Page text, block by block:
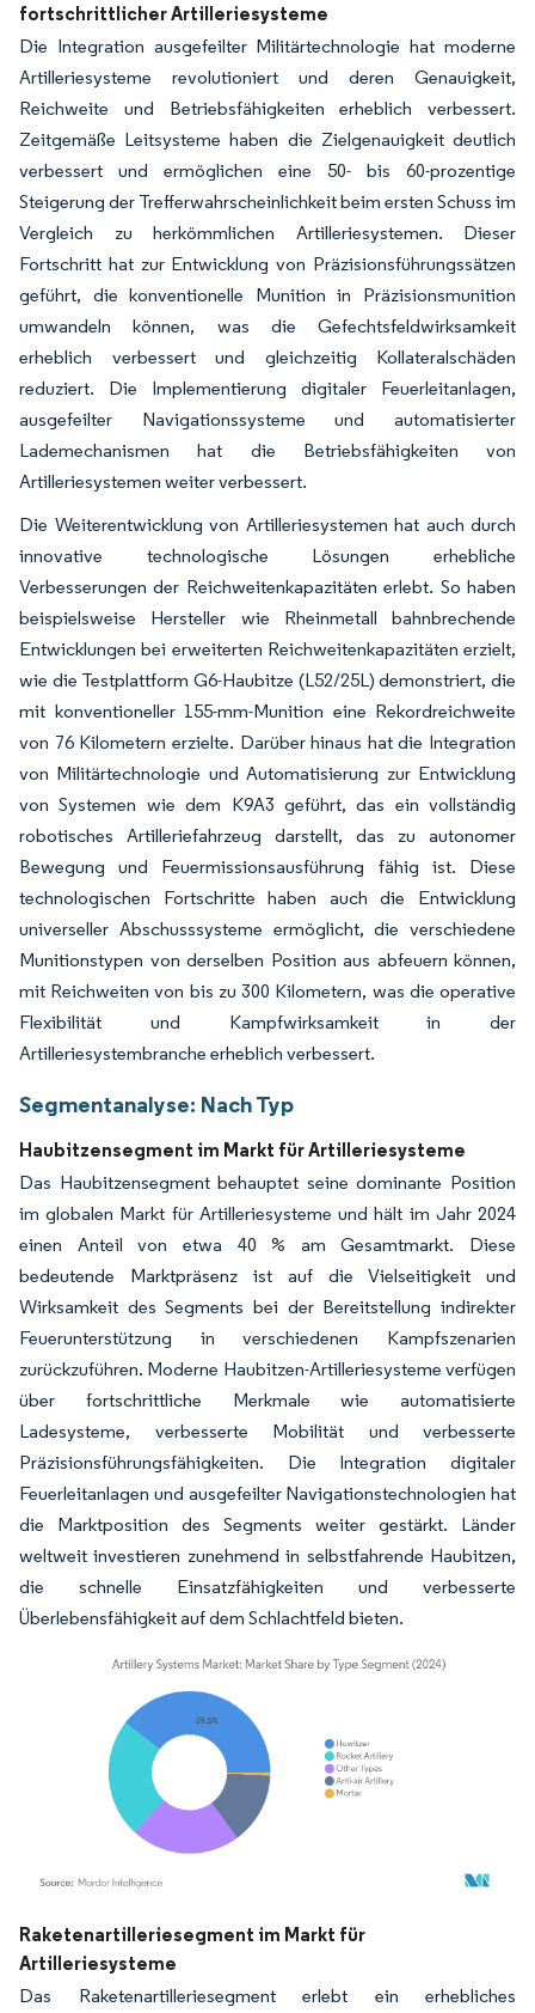
fortschrittlicher Artilleriesysteme
Die Integration ausgefeilter Militärtechnologie hat moderne
Artilleriesysteme revolutioniert und deren Genauigkeit,
Reichweite und Betriebsfähigkeiten erheblich verbessert.
Zeitgemäße Leitsysteme haben die Zielgenauigkeit deutlich
verbessert und ermöglichen eine 50- bis 60-prozentige
Steigerung der Trefferwahrscheinlichkeit beim ersten Schuss im
Vergleich zu herkömmlichen Artilleriesystemen. Dieser
Fortschritt hat zur Entwicklung von Präzisionsführungssätzen
geführt, die konventionelle Munition in Präzisionsmunition
umwandeln können, was die Gefechtsfeldwirksamkeit
erheblich verbessert und gleichzeitig Kollateralschäden
reduziert. Die Implementierung digitaler Feuerleitanlagen,
ausgefeilter Navigationssysteme und automatisierter
Lademechanismen hat die Betriebsfähigkeiten von
Artilleriesystemen weiter verbessert.
Die Weiterentwicklung von Artilleriesystemen hat auch durch
innovative technologische Lösungen erhebliche
Verbesserungen der Reichweitenkapazitäten erlebt. So haben
beispielsweise Hersteller wie Rheinmetall bahnbrechende
Entwicklungen bei erweiterten Reichweitenkapazitäten erzielt,
wie die Testplattform G6-Haubitze (L52/25L) demonstriert, die
mit konventioneller 155-mm-Munition eine Rekordreichweite
von 76 Kilometern erzielte. Darüber hinaus hat die Integration
von Militärtechnologie und Automatisierung zur Entwicklung
von Systemen wie dem K9A3 geführt, das ein vollständig
robotisches Artilleriefahrzeug darstellt, das zu autonomer
Bewegung und Feuermissionsausführung fähig ist. Diese
technologischen Fortschritte haben auch die Entwicklung
universeller Abschusssysteme ermöglicht, die verschiedene
Munitionstypen von derselben Position aus abfeuern können,
mit Reichweiten von bis zu 300 Kilometern, was die operative
Flexibilität und Kampfwirksamkeit in der
Artilleriesystembranche erheblich verbessert.
Segmentanalyse: Nach Typ
Haubitzensegment im Markt für Artilleriesysteme
Das Haubitzensegment behauptet seine dominante Position
im globalen Markt für Artilleriesysteme und hält im Jahr 2024
einen Anteil von etwa 40 % am Gesamtmarkt. Diese
bedeutende Marktpräsenz ist auf die Vielseitigkeit und
Wirksamkeit des Segments bei der Bereitstellung indirekter
Feuerunterstützung in verschiedenen Kampfszenarien
zurückzuführen. Moderne Haubitzen-Artilleriesysteme verfügen
über fortschrittliche Merkmale wie automatisierte
Ladesysteme, verbesserte Mobilität und verbesserte
Präzisionsführungsfähigkeiten. Die Integration digitaler
Feuerleitanlagen und ausgefeilter Navigationstechnologien hat
die Marktposition des Segments weiter gestärkt. Länder
weltweit investieren zunehmend in selbstfahrende Haubitzen,
die schnelle Einsatzfähigkeiten und verbesserte
Überlebensfähigkeit auf dem Schlachtfeld bieten.
Bild © Mordor Intelligence. Wiederverwendung erfordert Namensnennung
Raketenartilleriesegment im Markt für
Artilleriesysteme
Das Raketenartilleriesegment erlebt ein erhebliches